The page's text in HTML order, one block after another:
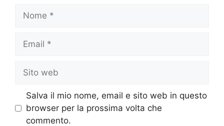
web
Salva il mio nome, email e sito web in questo
browser per la prossima volta che
commento.